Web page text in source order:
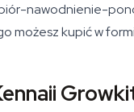
nawodnienie-
możesz kupić w